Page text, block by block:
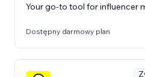
Your go-to tool for influencer
Dostępny darmowy plan